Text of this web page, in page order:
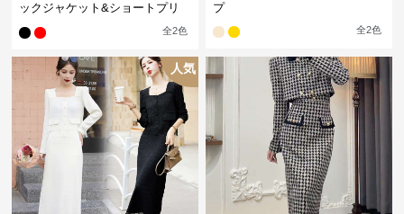
ックジャケット&ショートプリ
全2色
プ
全2色
人気